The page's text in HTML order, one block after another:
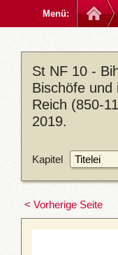
Menü:
St NF 10 -
Bischöfe und
Reich (850-
2019.
Kapitel
< Vorherige Seite